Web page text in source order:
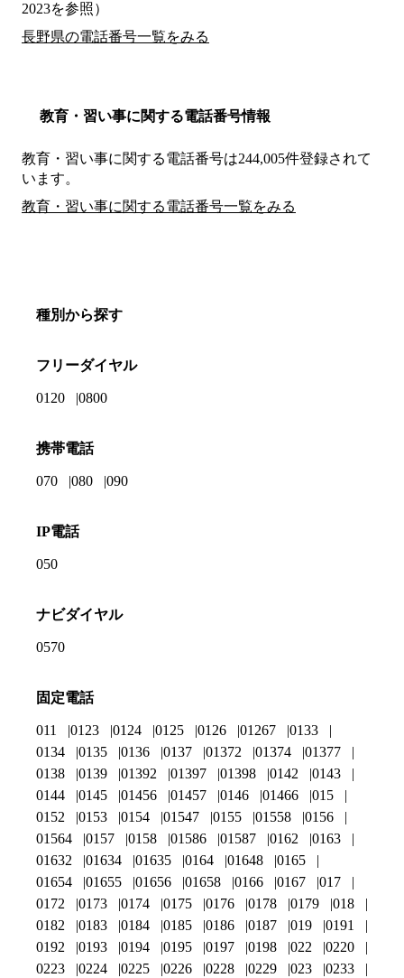
2023を参照）
長野県の電話番号一覧をみる
教育・習い事に関する電話番号情報
教育・習い事に関する電話番号は244,005件登録されて
います。
教育・習い事に関する電話番号一覧をみる
種別から探す
フリーダイヤル
0120 0800
携帯電話
070 080 090
IP電話
050
ナビダイヤル
0570
固定電話
011 0123 0124 0125 0126 01267
0133
0134
0135 0136 0137 01372 01374
01377
0138
0139 01392 01397 01398 0142
0143
0144
0145 01456 01457 0146 01466
015
0152
0153 0154 01547 0155 01558
0156
01564
0157 0158 01586 01587 0162
0163
01632
01634 01635 0164 01648
0165
01654
01655 01656 01658 0166 0167
017
0172
0173 0174 0175 0176 0178 0179
018
0182
0183 0184 0185 0186 0187 019
0191
0192
0193 0194 0195 0197 0198 022
0220
0223
0224 0225 0226 0228 0229 023 0233